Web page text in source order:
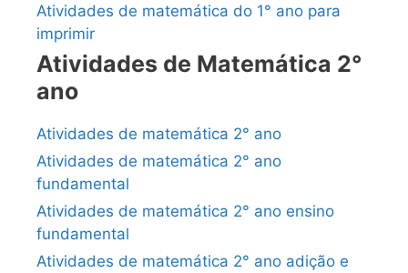
Atividades de matemática do 1° ano para
imprimir
Atividades de Matemática 2°
ano
Atividades de matemática 2° ano
Atividades de matemática 2° ano
fundamental
Atividades de matemática 2° ano ensino
fundamental
Atividades de matemática 2° ano adição e